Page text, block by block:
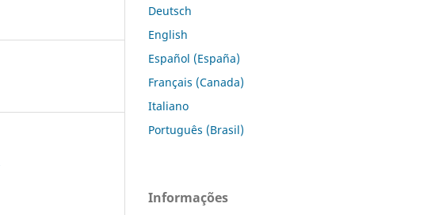
Deutsch
English
Español (España)
Français (Canada)
Italiano
Português (Brasil)
Informações